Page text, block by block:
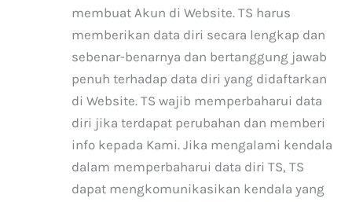
membuat Akun di Website. TS harus
memberikan data diri secara lengkap dan
sebenar-benarnya dan bertanggung jawab
penuh terhadap data diri yang didaftarkan
di Website. TS wajib memperbaharui data
diri jika terdapat perubahan dan memberi
info kepada Kami. Jika mengalami kendala
dalam memperbaharui data diri TS, TS
dapat mengkomunikasikan kendala yang